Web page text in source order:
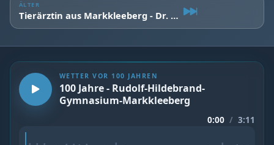
ÄLTER
Tierärztin aus Markkleeberg - Dr. Sophie Degner
WETTER VOR 100 JAHREN
100 Jahre - Rudolf-Hildebrand-
Gymnasium-Markkleeberg
0:00 / 3:11